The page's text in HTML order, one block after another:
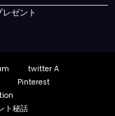
ゼント
twitter A
Pinterest
ト秘話